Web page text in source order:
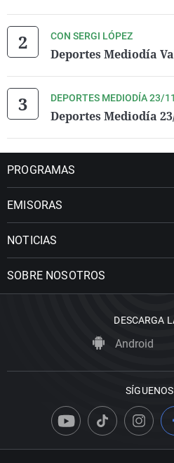
CON SERGI LÓPEZ
Deportes Mediodía
DEPORTES MEDIODÍA 23/
Deportes Mediodía
PROGRAMAS
EMISORAS
NOTICIAS
SOBRE NOSOTROS
DESCARGA
Android